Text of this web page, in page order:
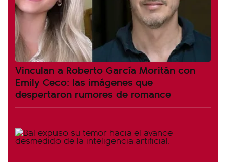
Vinculan a Roberto García Moritán con
Emily Ceco: las imágenes que
despertaron rumores de romance